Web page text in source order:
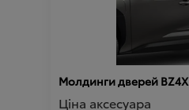
Молдинги дверей BZ4X
Ціна аксесуара